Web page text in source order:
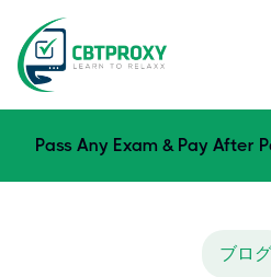
Pass Any Exam & Pay After
ブログ